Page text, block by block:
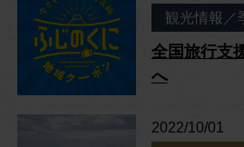
観光情報／
全国旅行支
へ
2022/10/01